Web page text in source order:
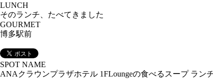
LUNCH
そのランチ、たべてきました
GOURMET
博多駅前
SPOT NAME
ANAクラウンプラザホテル 1FLoungeの食べるスープ ラン